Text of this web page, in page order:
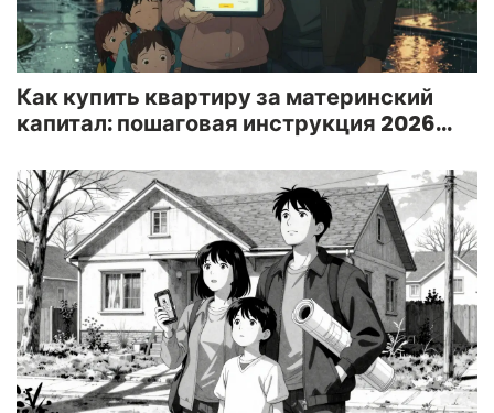
Как купить квартиру за материнский
капитал: пошаговая инструкция 2026